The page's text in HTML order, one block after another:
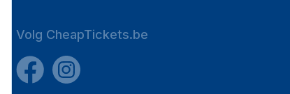
Volg CheapTickets.be